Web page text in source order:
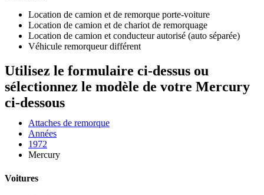
Location de camion et de remorque porte-voiture
Location de camion et de chariot de remorquage
Location de camion et conducteur autorisé (auto séparée)
Véhicule remorqueur différent
Utilisez le formulaire ci-dessus ou
sélectionnez le modèle de votre Mercury
ci-dessous
Attaches de remorque
Années
1972
Mercury
Voitures